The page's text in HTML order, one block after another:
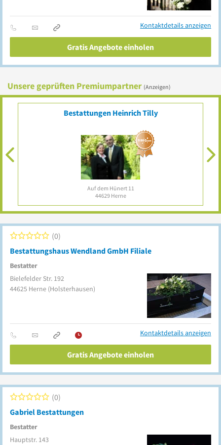
Kontaktdetails anzeigen
Gratis Angebote einholen
Unsere geprüften Premiumpartner (Anzeigen)
Ihr Eintrag?
nur 29 € / Monat
zzgl. MwSt.
Bestattungshaus Wendland GmbH Filiale
Bestatter
0
Bielefelder Str. 192
44625 Herne (Holsterhausen)
Kontaktdetails anzeigen
Gratis Angebote einholen
Gabriel Bestattungen
Bestatter
0
Hauptstr. 143